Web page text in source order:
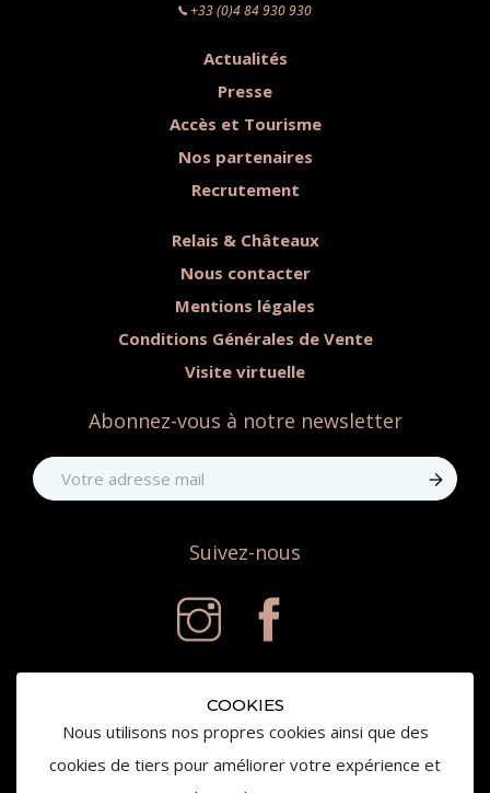
COOKIES
Nous utilisons nos propres cookies ainsi que des
cookies de tiers pour améliorer votre expérience et
+33 (0)4 84 930 930
Actualités
Presse
Accès et Tourisme
Nos partenaires
Recrutement
Relais & Châteaux
Nous contacter
Mentions légales
Conditions Générales de Vente
Visite virtuelle
Abonnez-vous à notre newsletter
Suivez-nous